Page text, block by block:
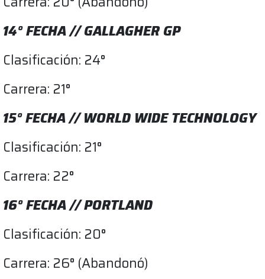
14° FECHA // GALLAGHER GP
Clasificación: 24°
Carrera: 21°
15° FECHA // WORLD WIDE TECHNOLOGY
Clasificación: 21°
Carrera: 22°
16° FECHA // PORTLAND
Clasificación: 20°
Carrera: 26° (Abandonó)